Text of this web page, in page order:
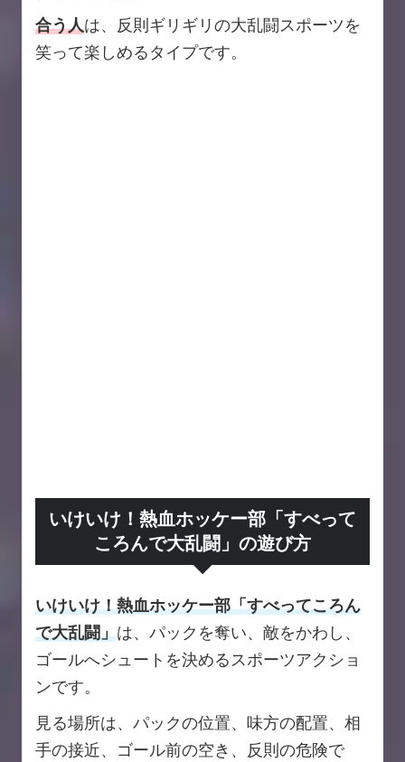
合う人は、反則ギリギリの大乱闘スポーツを
笑って楽しめるタイプです。
いけいけ！熱血ホッケー部「すべって
ころんで大乱闘」の遊び方
いけいけ！熱血ホッケー部「すべってころん
で大乱闘」は、パックを奪い、敵をかわし、
ゴールへシュートを決めるスポーツアクショ
ンです。
見る場所は、パックの位置、味方の配置、相
手の接近、ゴール前の空き、反則の危険で